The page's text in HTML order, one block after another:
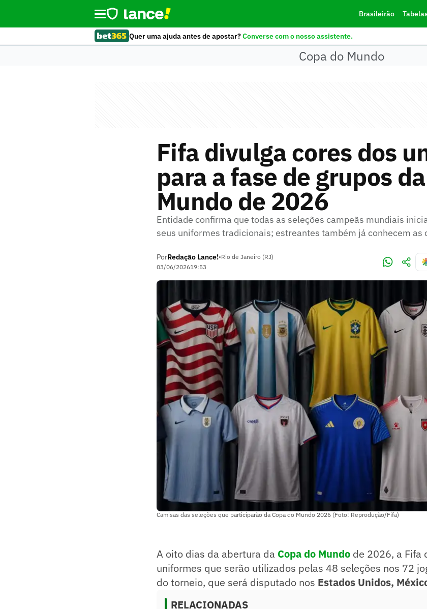
Brasileirão
Quer uma ajuda antes de apostar?Converse com o nosso assistente.
Copa do Mundo
Fifa divulga cores dos
para a fase de grupos
Mundo de 2026
Entidade confirma que todas as seleções campeãs mundiais
seus uniformes tradicionais; estreantes também já conhecem as
PorRedação Lance!•Rio de Janeiro (RJ)
03/06/202619:53
Camisas das seleções que participarão da Copa do Mundo 2026 (Foto: Reprodução/Fifa)
A oito dias da abertura da Copa do Mundo de 2026, a Fifa
uniformes que serão utilizados pelas 48 seleções nos 72
do torneio, que será disputado nos Estados Unidos,
RELACIONADAS